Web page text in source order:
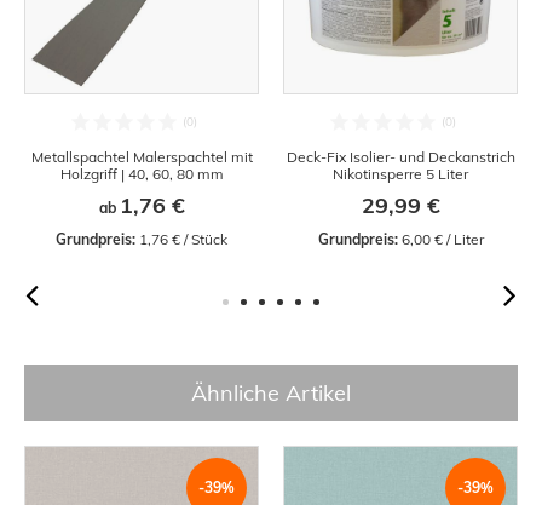
Metallspachtel Malerspachtel mit
Holzgriff | 40, 60, 80 mm
ab 1,76 €
Grundpreis: 1,76 € / Stück
Deck-Fix Isolier- und Deckanstrich
Nikotinsperre 5 Liter
29,99 €
Grundpreis: 6,00 € / Liter
Ähnliche Artikel
-39% -39%